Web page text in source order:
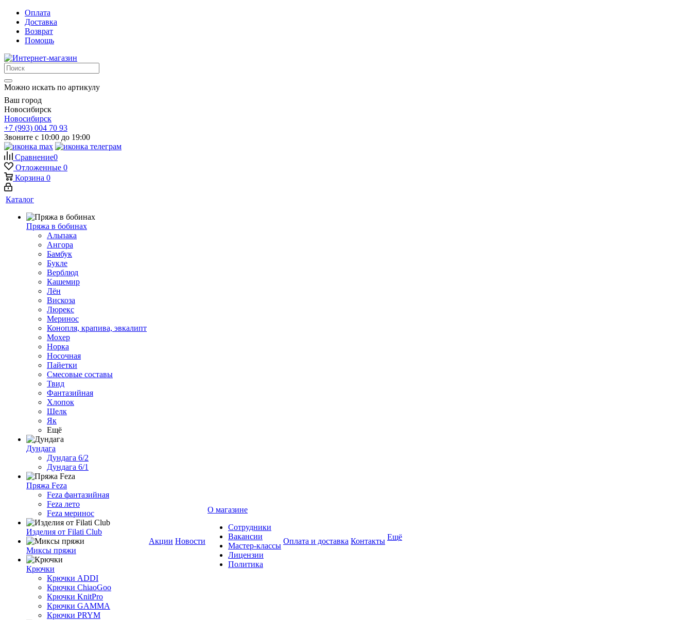
Оплата
Доставка
Возврат
Помощь
Можно искать по артикулу
Ваш город
Новосибирск
Новосибирск
+7 (993) 004 70 93
Звоните с 10:00 до 19:00
Сравнение0
Отложенные 0
Корзина 0
Каталог
Пряжа в бобинах
Альпака
Ангора
Бамбук
Букле
Верблюд
Кашемир
Лён
Вискоза
Люрекс
Меринос
Конопля, крапива, эвкалипт
Мохер
Норка
Носочная
Пайетки
Смесовые составы
Твид
Фантазийная
Хлопок
Шелк
Як
Ещё
Дундага
Дундага 6/2
Дундага 6/1
Пряжа Feza
Feza фантазийная
Feza лето
Feza меринос
Изделия от Filati Club
Миксы пряжи
Крючки
Крючки ADDI
Крючки ChiaoGoo
Крючки KnitPro
Крючки GAMMA
Крючки PRYM
Акции Новости
О магазине
Сотрудники
Вакансии
Мастер-классы
Лицензии
Политика
Оплата и доставка Контакты Ещё